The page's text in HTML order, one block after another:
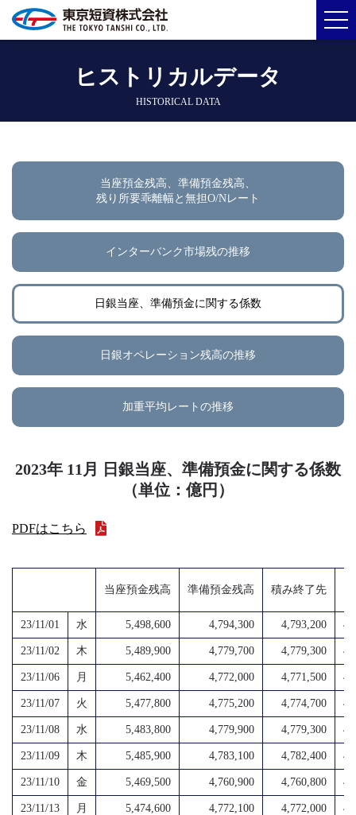
ヒストリカルデータ
HISTORICAL DATA
当座預金残高、準備預金残高、
残り所要乖離幅と無担O/Nレート
インターバンク市場残の推移
日銀当座、準備預金に関する係数
日銀オペレーション残高の推移
加重平均レートの推移
2023年 11月 日銀当座、準備預金に関する係数
（単位：億円）
PDFはこちら
当座預金残高 準備預金残高 積み終了先
23/11/01 水 5,498,600 4,794,300 4,793,200
23/11/02 木 5,489,900 4,779,700 4,779,300
23/11/06 月 5,462,400 4,772,000 4,771,500
23/11/07 火 5,477,800 4,775,200 4,774,700
23/11/08 水 5,483,800 4,779,900 4,779,300
23/11/09 木 5,485,900 4,783,100 4,782,400
23/11/10 金 5,469,500 4,760,900 4,760,800
23/11/13 月 5,474,600 4,772,100 4,772,000